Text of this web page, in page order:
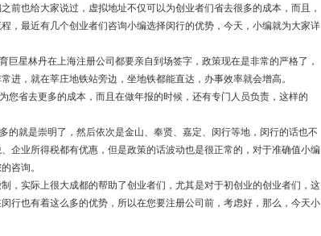
也给大家说过，虚拟地址不仅可以为创业者们省去很多的成本，而且，
，最近有几个创业者们咨询小编选择闵行的优势，今天，小编就为大家详
星林丹在上海注册公司都要亲自到场签字，政策现在是非常的严格了，
进，就在莘庄地铁站旁边，坐地铁都能直达，办事效率就会增高。
省去更多的成本，而且在做年报的时候，还有专门人员负责，这样的
就是崇明了，然后依次是金山、奉贤、嘉定、闵行等地，闵行的话也不
企业所得税都有优惠，但是政策的话波动也是很正常的，对于准确值小编
咨询。
实际上很大成都的帮助了创业者们，尤其是对于初创业的创业者们，这
行也有着这么多的优势，所以在您要注册公司前，考虑好，那么，今天小